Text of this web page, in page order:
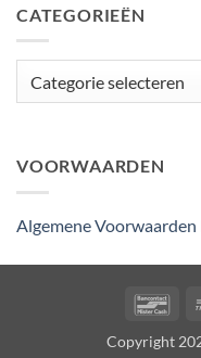
CATEGORIEËN
VOORWAARDEN
Algemene Voorwaarden
Copyright